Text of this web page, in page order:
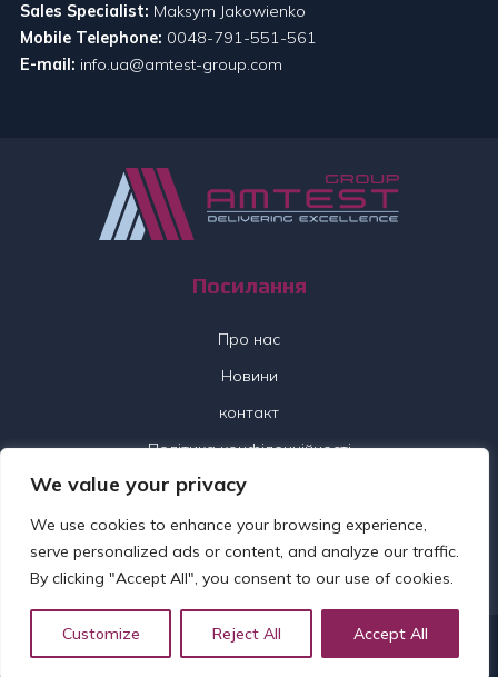
We value your privacy
We use cookies to enhance your browsing experience,
serve personalized ads or content, and analyze our traffic.
By clicking "Accept All", you consent to our use of cookies.
Customize Reject All Accept All
Sales Specialist: Maksym Jakowienko
Mobile Telephone: 0048-791-551-561
E-mail: info.ua@amtest-group.com
Посилання
Про нас
Новини
контакт
Політика конфіденційності
© 2026 Amtest Group